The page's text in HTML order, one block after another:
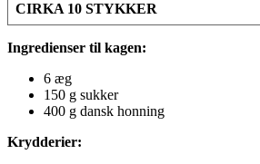
CIRKA 10 STYKKER
Ingredienser til kagen:
6 æg
150 g sukker
400 g dansk honning
Krydderier: